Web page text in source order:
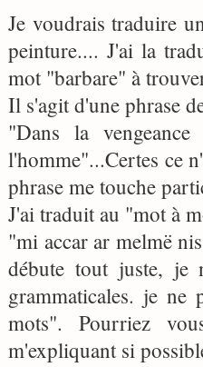
Je voudrais traduire
peinture.... J'ai la
mot "barbare" à
Il s'agit d'une phrase
"Dans la
l'homme"...Certes ce
phrase me touche
J'ai traduit au "mot à
"mi accar ar melmë
débute tout juste, je
grammaticales. je ne
mots". Pourriez
m'expliquant si